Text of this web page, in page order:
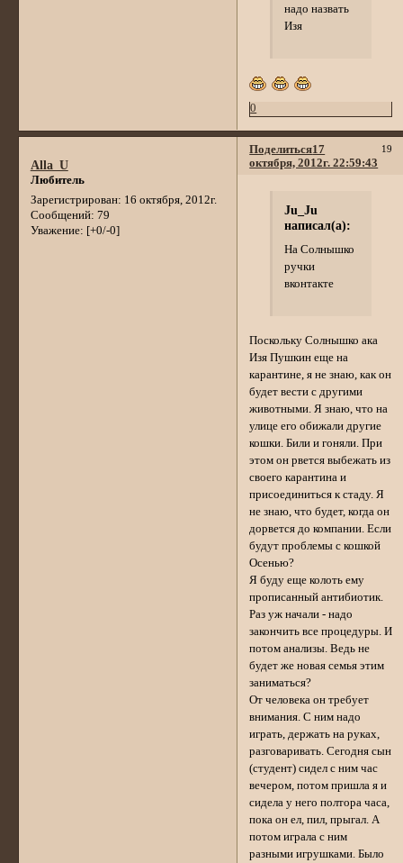
надо назвать
Изя
0
Поделиться 19
17
октября, 2012г. 22:59:43
Alla_U
Любитель
Зарегистрирован: 16 октября, 2012г.
Сообщений: 79
Уважение: [+0/-0]
Ju_Ju
написал(а):
На Солнышко
ручки
вконтакте
Поскольку Солнышко ака
Изя Пушкин еще на
карантине, я не знаю, как он
будет вести с другими
животными. Я знаю, что на
улице его обижали другие
кошки. Били и гоняли. При
этом он рвется выбежать из
своего карантина и
присоединиться к стаду. Я
не знаю, что будет, когда он
дорвется до компании. Если
будут проблемы с кошкой
Осенью?
Я буду еще колоть ему
прописанный антибиотик.
Раз уж начали - надо
закончить все процедуры. И
потом анализы. Ведь не
будет же новая семья этим
заниматься?
От человека он требует
внимания. С ним надо
играть, держать на руках,
разговаривать. Сегодня сын
(студент) сидел с ним час
вечером, потом пришла я и
сидела у него полтора часа,
пока он ел, пил, прыгал. А
потом играла с ним
разными игрушками. Было